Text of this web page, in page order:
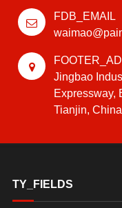
FDB_EMAIL
Jingbao
Expressway,
Tianjin,
TY_FIELDS